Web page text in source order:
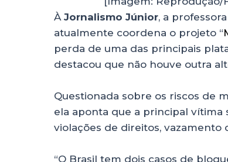
À Jornalismo Júnior, a
atualmente coordena o projeto “
perda de uma das principais
destacou que não houve outra
Questionada sobre os riscos de
ela aponta que a principal vítima
violações de direitos, vazamento
“O Brasil tem dois casos de